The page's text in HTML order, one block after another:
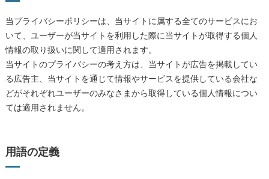
当プライバシーポリシーは、当サイトに属する全てのサービスにお
いて、ユーザーが当サイトを利用した際に当サイトが取得する個人
情報の取り扱いに関して適用されます。
当サイトのプライバシーの考え方は、当サイトが広告を掲載してい
る広告主、当サイトを通じて情報やサービスを提供している会社な
どがそれぞれユーザーのみなさまから取得している個人情報につい
ては適用されません。
用語の定義